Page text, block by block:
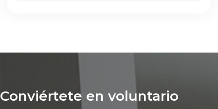
Conviértete en voluntario